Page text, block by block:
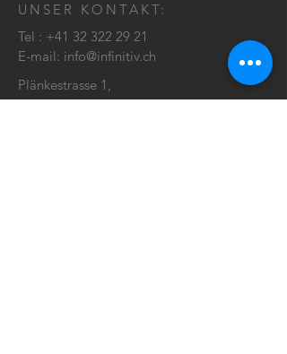
UNSER KONTAKT:
Tel : +41 32 322 29 21
E-mail: info@infinitiv.ch
Plänkestrasse 1,
2502 Biel/Bienne